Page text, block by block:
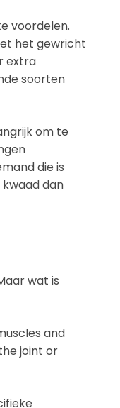
voordelen.
het gewricht
extra
soorten
om te
die is
dan
wat is
and
joint or